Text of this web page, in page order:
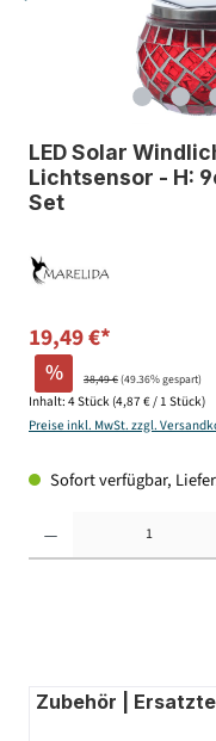
LED Solar
Lichtsensor - H:
Set
19,49 €*
% 38,49 €(49.36% gespart)
Inhalt: 4 Stück (4,87 € / 1 Stück)
Preise inkl. MwSt. zzgl.
Sofort verfügbar,
Zubehör |